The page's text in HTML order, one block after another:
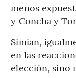
menos
y Concha y
Simian,
en las
elección, sino